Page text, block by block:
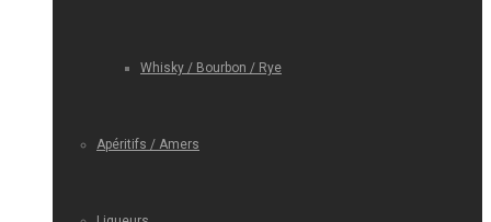
Whisky / Bourbon / Rye
Apéritifs / Amers